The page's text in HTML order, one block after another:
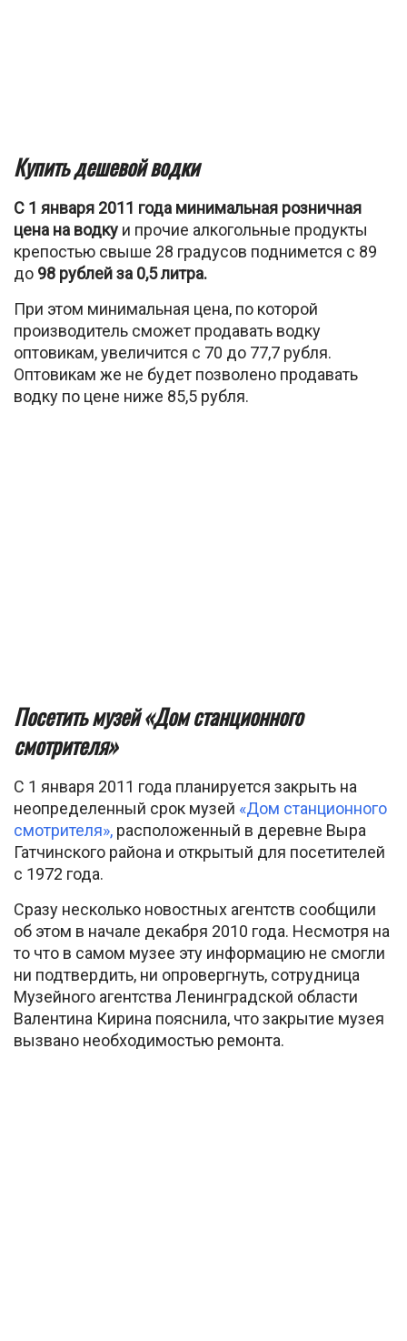
Купить дешевой водки
С 1 января 2011 года минимальная розничная
цена на водку и прочие алкогольные продукты
крепостью свыше 28 градусов поднимется с 89
до 98 рублей за 0,5 литра.
При этом минимальная цена, по которой
производитель сможет продавать водку
оптовикам, увеличится с 70 до 77,7 рубля.
Оптовикам же не будет позволено продавать
водку по цене ниже 85,5 рубля.
Посетить музей «Дом станционного
смотрителя»
С 1 января 2011 года планируется закрыть на
неопределенный срок музей «Дом станционного
смотрителя», расположенный в деревне Выра
Гатчинского района и открытый для посетителей
с 1972 года.
Сразу несколько новостных агентств сообщили
об этом в начале декабря 2010 года. Несмотря на
то что в самом музее эту информацию не смогли
ни подтвердить, ни опровергнуть, сотрудница
Музейного агентства Ленинградской области
Валентина Кирина пояснила, что закрытие музея
вызвано необходимостью ремонта.